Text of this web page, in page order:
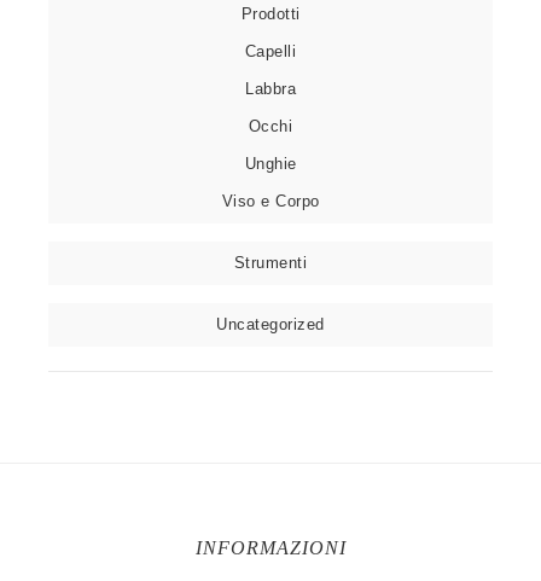
Prodotti
Capelli
Labbra
Occhi
Unghie
Viso e Corpo
Strumenti
Uncategorized
INFORMAZIONI